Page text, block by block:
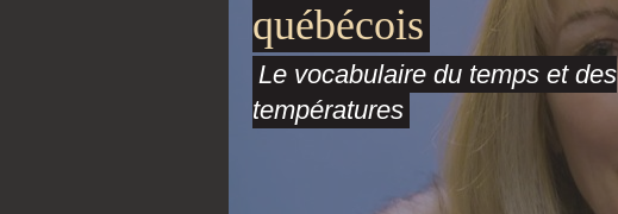
québécois
Le vocabulaire du temps et des
températures